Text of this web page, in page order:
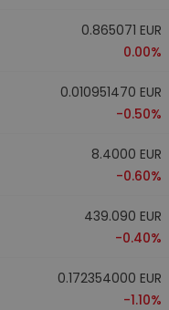
0.865071 EUR
0.00%
0.010951470 EUR
-0.50%
8.4000 EUR
-0.60%
439.090 EUR
-0.40%
0.172354000 EUR
-1.10%